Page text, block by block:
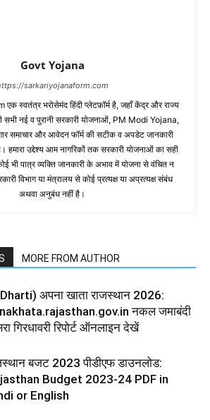
Govt Yojana
sarkariyojanaform.com
स्वतंत्र भरोसेमंद हिंदी प्लेटफ़ॉर्म है, जहाँ केंद्र और राज्य
सभी नई व पुरानी सरकारी योजनाओं, PM Modi Yojana,
समाचार और आवेदन फॉर्म की सटीक व अपडेट जानकारी
हमारा उद्देश्य आम नागरिकों तक सरकारी योजनाओं का सही
भी पात्र व्यक्ति जानकारी के अभाव में योजना से वंचित न
विभाग या मंत्रालय से कोई प्रत्यक्ष या अप्रत्यक्ष संबंध
अथवा अनुबंध नहीं है।
MORE FROM AUTHOR
अपना खाता राजस्थान 2026:
नकल जमाबंदी
गिरधावरी रिपोर्ट ऑनलाइन देखें
बजट 2023 पीडीएफ डाउनलोड:
Budget 2023-24 PDF in
or English